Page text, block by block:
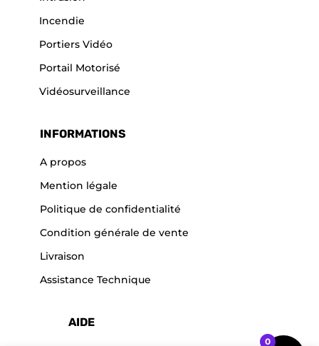
Incendie
Portiers Vidéo
Portail Motorisé
Vidéosurveillance
INFORMATIONS
A propos
Mention légale
Politique de confidentialité
Condition générale de vente
Livraison
Assistance Technique
AIDE
0